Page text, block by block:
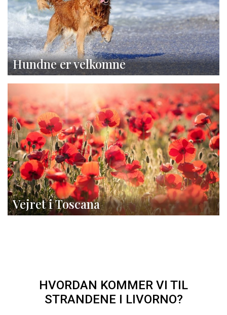
Hundne er velkomne
Vejret i Toscana
HVORDAN KOMMER VI TIL
STRANDENE I LIVORNO?